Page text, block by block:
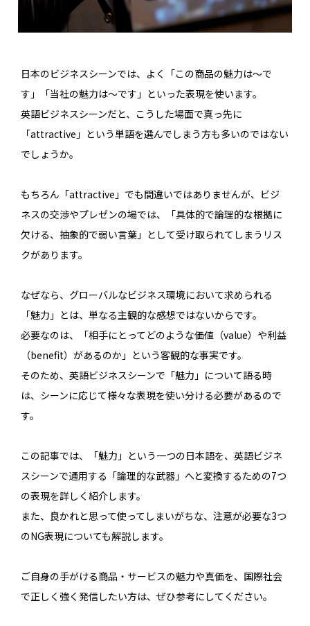
日本のビジネスシーンでは、よく「この商品の魅力は〜で
す」「当社の魅力は〜です」といった表現を使います。
英語ビジネスシーンだと、こうした場面で真っ先に
「attractive」という単語を選んでしまう方も多いのではない
でしょうか。
もちろん「attractive」でも間違いではありませんが、ビジ
ネスの交渉やプレゼンの場では、「具体的で論理的な根拠に
欠ける、抽象的で弱い言葉」として受け取られてしまうリス
クがあります。
なぜなら、グローバルなビジネス環境において求められる
「魅力」とは、単なる主観的な感想ではないからです。
必要なのは、「相手にとってどのような価値（value）や利益
（benefit）があるのか」という客観的な事実です。
そのため、英語ビジネスシーンで「魅力」について語る時
は、シーンに応じて様々な表現を使い分ける必要があるので
す。
この記事では、「魅力」という一つの日本語を、英語ビジネ
スシーンで通用する「論理的な武器」へと変換するための7つ
の表現を詳しく紹介します。
また、良かれと思って使ってしまいがちな、注意が必要な3つ
のNG表現についても解説します。
ご自身の手がける商品・サービスの魅力や真価を、国際社会
で正しく強く発信したい方は、ぜひ参考にしてください。